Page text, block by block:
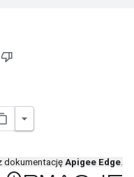
dokumentacjęApigee Edge.